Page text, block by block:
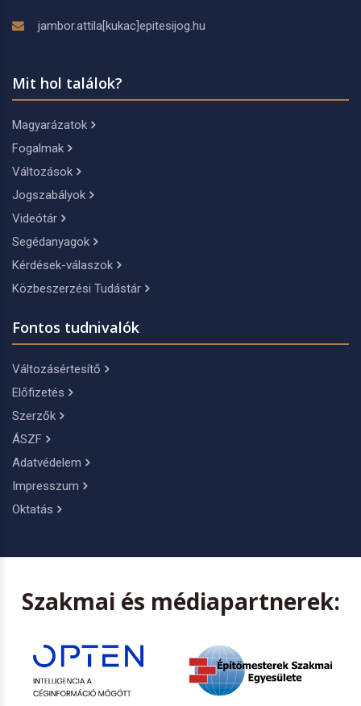
jambor.attila[kukac]epitesijog.hu
Mit hol találok?
Magyarázatok
Fogalmak
Változások
Jogszabályok
Videótár
Segédanyagok
Kérdések-válaszok
Közbeszerzési Tudástár
Fontos tudnivalók
Változásértesítő
Előfizetés
Szerzők
ÁSZF
Adatvédelem
Impresszum
Oktatás
Szakmai és médiapartnerek: